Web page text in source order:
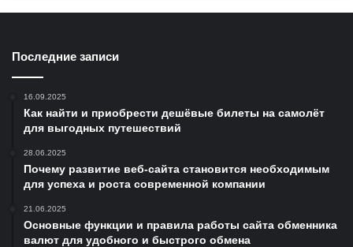
Последние записи
16.09.2025
Как найти и приобрести дешёвые билеты на самолёт
для выгодных путешествий
28.06.2025
Почему развитие веб-сайта становится необходимым
для успеха и роста современной компании
21.06.2025
Основные функции и правила работы сайта обменника
валют для удобного и быстрого обмена